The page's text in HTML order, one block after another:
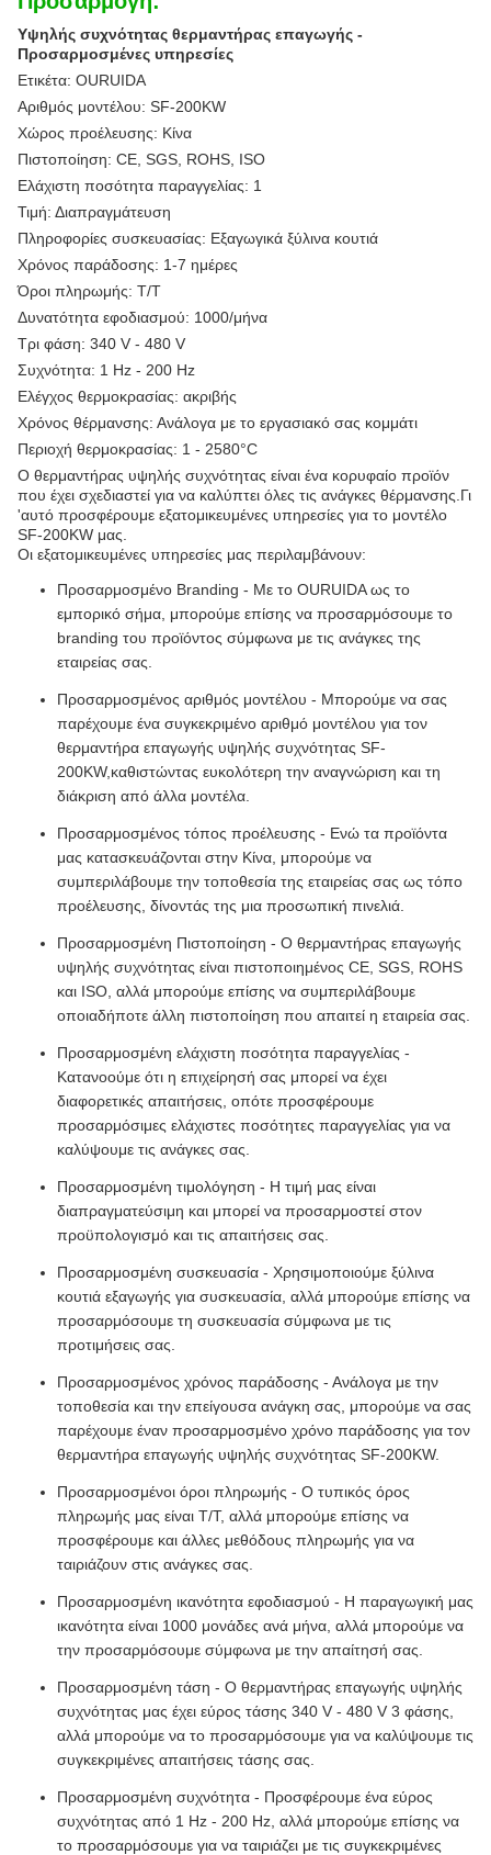
Υψηλής συχνότητας θερμαντήρας επαγωγής -
Προσαρμοσμένες υπηρεσίες
Ετικέτα: OURUIDA
Αριθμός μοντέλου: SF-200KW
Χώρος προέλευσης: Κίνα
Πιστοποίηση: CE, SGS, ROHS, ISO
Ελάχιστη ποσότητα παραγγελίας: 1
Τιμή: Διαπραγμάτευση
Πληροφορίες συσκευασίας: Εξαγωγικά ξύλινα κουτιά
Χρόνος παράδοσης: 1-7 ημέρες
Όροι πληρωμής: T/T
Δυνατότητα εφοδιασμού: 1000/μήνα
Τρι φάση: 340 V - 480 V
Συχνότητα: 1 Hz - 200 Hz
Ελέγχος θερμοκρασίας: ακριβής
Χρόνος θέρμανσης: Ανάλογα με το εργασιακό σας κομμάτι
Περιοχή θερμοκρασίας: 1 - 2580°C
Ο θερμαντήρας υψηλής συχνότητας είναι ένα κορυφαίο προϊόν
που έχει σχεδιαστεί για να καλύπτει όλες τις ανάγκες θέρμανσης.Γι
'αυτό προσφέρουμε εξατομικευμένες υπηρεσίες για το μοντέλο
SF-200KW μας.
Οι εξατομικευμένες υπηρεσίες μας περιλαμβάνουν:
Προσαρμοσμένο Branding - Με το OURUIDA ως το
εμπορικό σήμα, μπορούμε επίσης να προσαρμόσουμε το
branding του προϊόντος σύμφωνα με τις ανάγκες της
εταιρείας σας.
Προσαρμοσμένος αριθμός μοντέλου - Μπορούμε να σας
παρέχουμε ένα συγκεκριμένο αριθμό μοντέλου για τον
θερμαντήρα επαγωγής υψηλής συχνότητας SF-
200KW,καθιστώντας ευκολότερη την αναγνώριση και τη
διάκριση από άλλα μοντέλα.
Προσαρμοσμένος τόπος προέλευσης - Ενώ τα προϊόντα
μας κατασκευάζονται στην Κίνα, μπορούμε να
συμπεριλάβουμε την τοποθεσία της εταιρείας σας ως τόπο
προέλευσης, δίνοντάς της μια προσωπική πινελιά.
Προσαρμοσμένη Πιστοποίηση - Ο θερμαντήρας επαγωγής
υψηλής συχνότητας είναι πιστοποιημένος CE, SGS, ROHS
και ISO, αλλά μπορούμε επίσης να συμπεριλάβουμε
οποιαδήποτε άλλη πιστοποίηση που απαιτεί η εταιρεία σας.
Προσαρμοσμένη ελάχιστη ποσότητα παραγγελίας -
Κατανοούμε ότι η επιχείρησή σας μπορεί να έχει
διαφορετικές απαιτήσεις, οπότε προσφέρουμε
προσαρμόσιμες ελάχιστες ποσότητες παραγγελίας για να
καλύψουμε τις ανάγκες σας.
Προσαρμοσμένη τιμολόγηση - Η τιμή μας είναι
διαπραγματεύσιμη και μπορεί να προσαρμοστεί στον
προϋπολογισμό και τις απαιτήσεις σας.
Προσαρμοσμένη συσκευασία - Χρησιμοποιούμε ξύλινα
κουτιά εξαγωγής για συσκευασία, αλλά μπορούμε επίσης να
προσαρμόσουμε τη συσκευασία σύμφωνα με τις
προτιμήσεις σας.
Προσαρμοσμένος χρόνος παράδοσης - Ανάλογα με την
τοποθεσία και την επείγουσα ανάγκη σας, μπορούμε να σας
παρέχουμε έναν προσαρμοσμένο χρόνο παράδοσης για τον
θερμαντήρα επαγωγής υψηλής συχνότητας SF-200KW.
Προσαρμοσμένοι όροι πληρωμής - Ο τυπικός όρος
πληρωμής μας είναι T/T, αλλά μπορούμε επίσης να
προσφέρουμε και άλλες μεθόδους πληρωμής για να
ταιριάζουν στις ανάγκες σας.
Προσαρμοσμένη ικανότητα εφοδιασμού - Η παραγωγική μας
ικανότητα είναι 1000 μονάδες ανά μήνα, αλλά μπορούμε να
την προσαρμόσουμε σύμφωνα με την απαίτησή σας.
Προσαρμοσμένη τάση - Ο θερμαντήρας επαγωγής υψηλής
συχνότητας μας έχει εύρος τάσης 340 V - 480 V 3 φάσης,
αλλά μπορούμε να το προσαρμόσουμε για να καλύψουμε τις
συγκεκριμένες απαιτήσεις τάσης σας.
Προσαρμοσμένη συχνότητα - Προσφέρουμε ένα εύρος
συχνότητας από 1 Hz - 200 Hz, αλλά μπορούμε επίσης να
το προσαρμόσουμε για να ταιριάζει με τις συγκεκριμένες